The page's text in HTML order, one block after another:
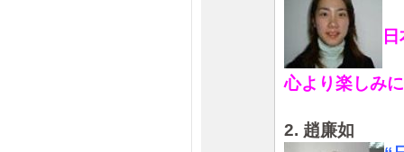
心より楽しみ
2. 趙廉如